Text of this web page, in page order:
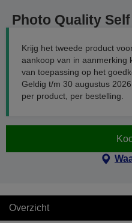
Photo Quality
Krijg het tweede product
aankoop van in aanmerking
van toepassing op het
Geldig t/m 30 augustus
per product, per bestelling.
Overzicht